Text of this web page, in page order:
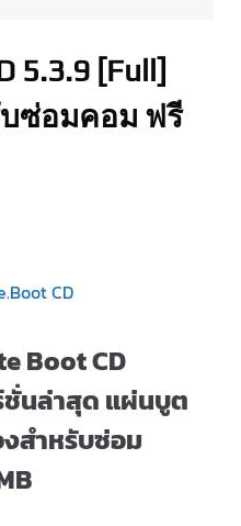
5.3.9 [Full]
ซ่อมคอม ฟรี
Boot CD
ชั่นล่าสุด แผ่นบูต
สำหรับซ่อม